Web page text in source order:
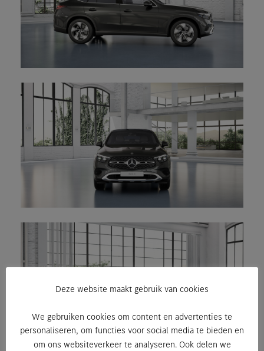
Deze website maakt gebruik van cookies
We gebruiken cookies om content en advertenties te
personaliseren, om functies voor social media te bieden en
om ons websiteverkeer te analyseren. Ook delen we